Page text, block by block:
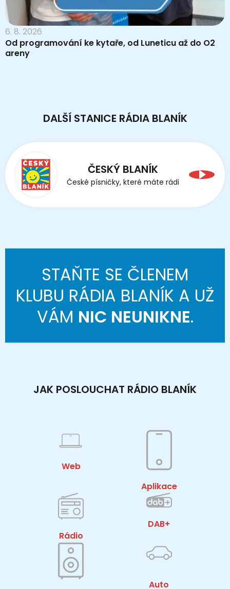
6. 8. 2026
Od programování ke kytaře, od Luneticu až do O2
areny
DALŠÍ STANICE RÁDIA BLANÍK
ČESKÝ BLANÍK
České písničky, které máte rádi
STAŇTE SE ČLENEM
KLUBU RÁDIA BLANÍK A UŽ
VÁM NIC NEUNIKNE.
JAK POSLOUCHAT RÁDIO BLANÍK
Web
Aplikace
Rádio
DAB+
Auto